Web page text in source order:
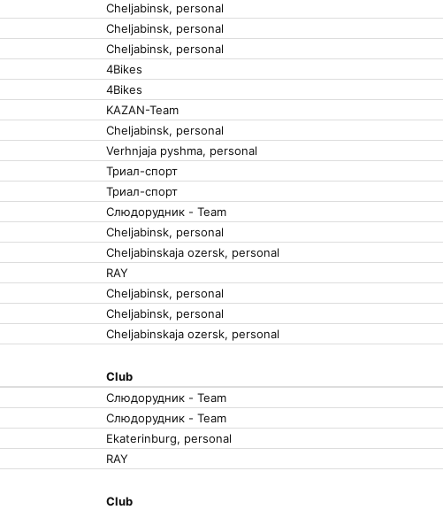
Cheljabinsk, personal
Cheljabinsk, personal
Cheljabinsk, personal
4Bikes
4Bikes
KAZAN-Team
Cheljabinsk, personal
Verhnjaja pyshma, personal
Триал-спорт
Триал-спорт
Слюдорудник - Team
Cheljabinsk, personal
Cheljabinskaja ozersk, personal
RAY
Cheljabinsk, personal
Cheljabinsk, personal
Cheljabinskaja ozersk, personal
Club
Слюдорудник - Team
Слюдорудник - Team
Ekaterinburg, personal
RAY
Club